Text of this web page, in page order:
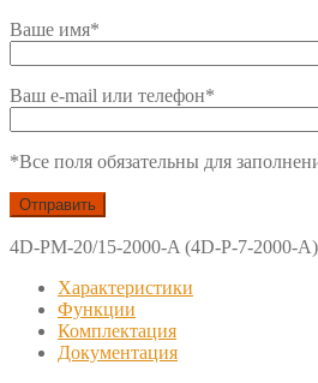
Ваше имя*
Ваш e-mail или телефон*
*Все поля обязательны для
4D-PM-20/15-2000-A (4D-P-7-2000-A)
Характеристики
Функции
Комплектация
Документация